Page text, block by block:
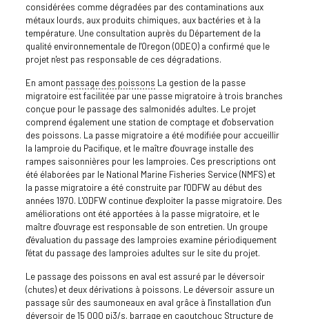
considérées comme dégradées par des contaminations aux
métaux lourds, aux produits chimiques, aux bactéries et à la
température. Une consultation auprès du Département de la
qualité environnementale de l'Oregon (ODEQ) a confirmé que le
projet n'est pas responsable de ces dégradations.
En amont passage des poissons La gestion de la passe
migratoire est facilitée par une passe migratoire à trois branches
conçue pour le passage des salmonidés adultes. Le projet
comprend également une station de comptage et d'observation
des poissons. La passe migratoire a été modifiée pour accueillir
la lamproie du Pacifique, et le maître d'ouvrage installe des
rampes saisonnières pour les lamproies. Ces prescriptions ont
été élaborées par le National Marine Fisheries Service (NMFS) et
la passe migratoire a été construite par l'ODFW au début des
années 1970. L'ODFW continue d'exploiter la passe migratoire. Des
améliorations ont été apportées à la passe migratoire, et le
maître d'ouvrage est responsable de son entretien. Un groupe
d'évaluation du passage des lamproies examine périodiquement
l'état du passage des lamproies adultes sur le site du projet.
Le passage des poissons en aval est assuré par le déversoir
(chutes) et deux dérivations à poissons. Le déversoir assure un
passage sûr des saumoneaux en aval grâce à l'installation d'un
déversoir de 15 000 pi3/s. barrage en caoutchoucStructure de